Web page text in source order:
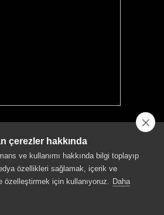
Turizm Bakanlığı Telif Hakları Genel
hazırlanmıştır.
desteği ile hazırlanan bu projenin içeriği
Bakanlığı'nın görüşlerini yansıtmamakta
çerezler hakkında
ve kullanımı hakkında bilgi toplayıp
özellikleri sağlamak, içerik ve
özelleştirmek için kullanıyoruz. Daha